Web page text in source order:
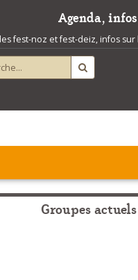
Agenda,
fest-noz et fest-deiz, infos
Groupes actuels